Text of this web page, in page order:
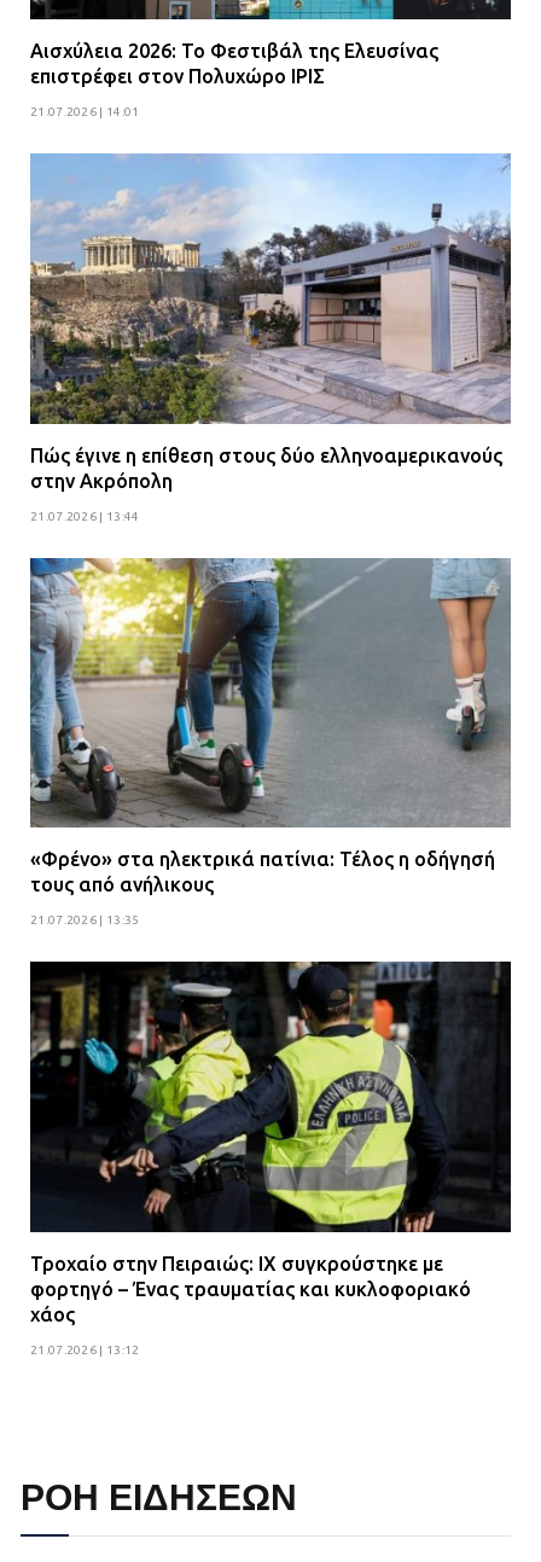
Αισχύλεια 2026: Το Φεστιβάλ της Ελευσίνας
επιστρέφει στον Πολυχώρο ΙΡΙΣ
21.07.2026 | 14:01
Πώς έγινε η επίθεση στους δύο ελληνοαμερικανούς
στην Ακρόπολη
21.07.2026 | 13:44
«Φρένο» στα ηλεκτρικά πατίνια: Τέλος η οδήγησή
τους από ανήλικους
21.07.2026 | 13:35
Τροχαίο στην Πειραιώς: ΙΧ συγκρούστηκε με
φορτηγό – Ένας τραυματίας και κυκλοφοριακό
χάος
21.07.2026 | 13:12
ΡΟΗ ΕΙΔΗΣΕΩΝ